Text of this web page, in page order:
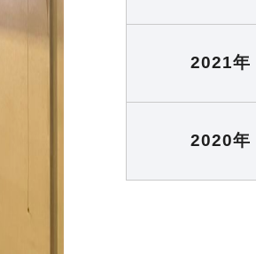
2021年
2020年